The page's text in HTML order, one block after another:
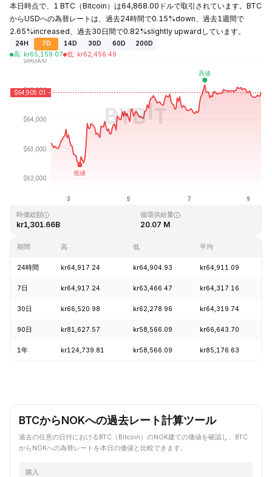
本日時点で、1 BTC（Bitcoin）は64,868.00ドルで取引されています。BTC
からUSDへの為替レートは、過去24時間で0.15%down、過去1週間で
2.65%increased、過去30日間で0.82%slightly upwardしています。
24H 7D 14D 30D 60D
200D
高: kr65,159.07 低: kr62,456.49
最終更新日時：2026-08-09、10:16 GMT+0
時価総額
kr1,301.66B
循環供給量
20.07 M
期間 高 低 平均
24時間 kr64,917.24 kr64,904.93 kr64,911.09
7日 kr64,917.24 kr63,466.47 kr64,317.16
30日 kr66,520.98 kr62,278.96 kr64,319.74
90日 kr81,627.57 kr58,566.09 kr66,643.70
1年 kr124,739.81 kr58,566.09 kr85,176.63
BTCからNOKへの過去レート計算ツール
過去の任意の日付におけるBTC（Bitcoin）のNOK建ての価値を確認し、BTC
からNOKへの為替レートを本日の価値と比較できます。
購入